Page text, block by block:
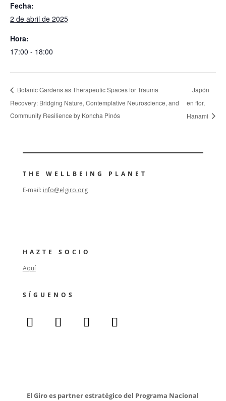
Fecha:
2 de abril de 2025
Hora:
17:00 - 18:00
Botanic Gardens as Therapeutic Spaces for Trauma
Recovery: Bridging Nature, Contemplative Neuroscience, and
Community Resilience by Koncha Pinós
Japón
en flor,
Hanami
THE WELLBEING PLANET
E-mail: info@elgiro.org
HAZTE SOCIO
Aquí
SÍGUENOS
El Giro es partner estratégico del Programa Nacional